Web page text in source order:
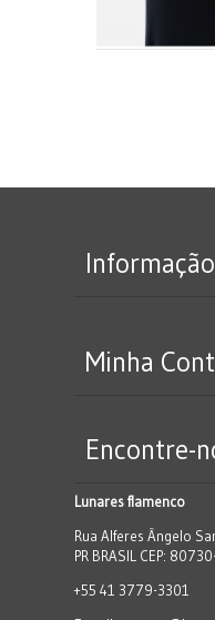
Informação
Minha
Encontre-
Lunares flamenco
Rua Alferes Ângelo
PR BRASIL CEP:
+55 41 3779-3301